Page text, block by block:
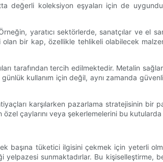
değerli koleksiyon eşyaları için de
yaratıcı sektörlerde, sanatçılar ve el
bir kap, özellikle tehlikeli olabilecek
tarafından tercih edilmektedir. Metalin
günlük kullanım için değil, aynı zamanda
karşılarken pazarlama stratejisinin bir
çaylarını veya şekerlemelerini bu
tüketici ilgisini çekmek için yeterli
sunmaktadırlar. Bu kişiselleştirme,